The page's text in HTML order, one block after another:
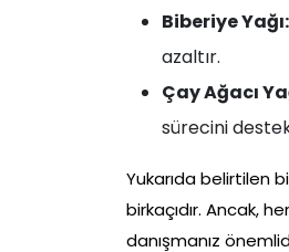
Biberiye Yağı:
azaltır.
Çay Ağacı
sürecini
Yukarıda belirtilen
birkaçıdır. Ancak,
danışmanız